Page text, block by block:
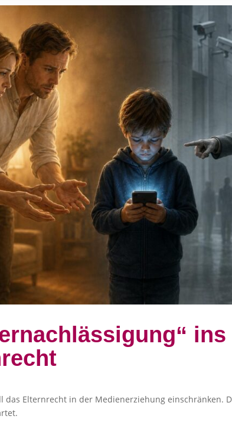
das Elternrecht in der Medienerziehung einschränken.